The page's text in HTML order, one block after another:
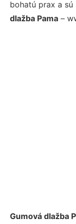
bohatú prax a sú
dlažba Pama –
Gumová dlažba